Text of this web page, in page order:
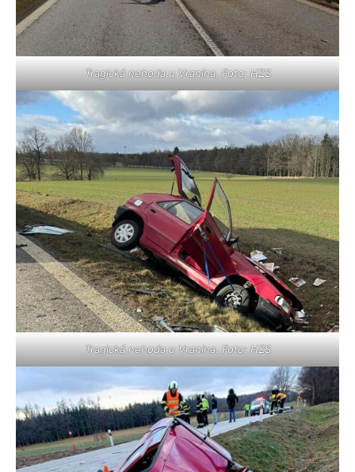
Tragická nehoda u Vranína. Foto: HZS
Tragická nehoda u Vranína. Foto: HZS